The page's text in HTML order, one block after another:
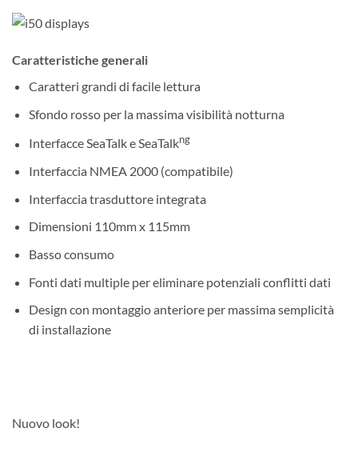
Caratteristiche generali
Caratteri grandi di facile lettura
Sfondo rosso per la massima visibilità notturna
Interfacce SeaTalk e SeaTalkng
Interfaccia NMEA 2000 (compatibile)
Interfaccia trasduttore integrata
Dimensioni 110mm x 115mm
Basso consumo
Fonti dati multiple per eliminare potenziali conflitti dati
Design con montaggio anteriore per massima semplicità
di installazione
Nuovo look!